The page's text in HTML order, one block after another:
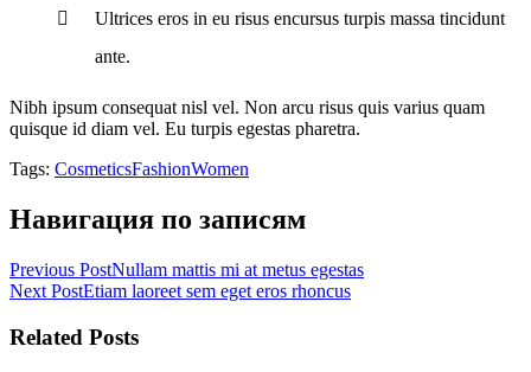
Ultrices eros in eu risus encursus turpis massa tincidunt
ante.
Nibh ipsum consequat nisl vel. Non arcu risus quis varius quam
quisque id diam vel. Eu turpis egestas pharetra.
Tags: CosmeticsFashionWomen
Навигация по записям
Previous PostNullam mattis mi at metus egestas
Next PostEtiam laoreet sem eget eros rhoncus
Related Posts